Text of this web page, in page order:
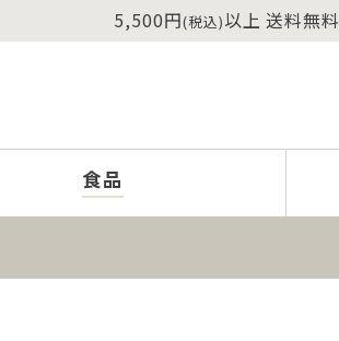
5,500円(税込)以上 送料無料
食品